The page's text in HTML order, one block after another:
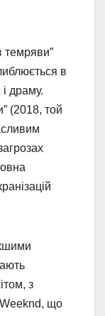
темряви”
в
драму.
(2018, той
з
що